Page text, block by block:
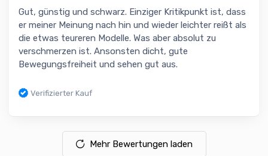
Gut, günstig und schwarz. Einziger Kritikpunkt ist, dass
er meiner Meinung nach hin und wieder leichter reißt als
die etwas teureren Modelle. Was aber absolut zu
verschmerzen ist. Ansonsten dicht, gute
Bewegungsfreiheit und sehen gut aus.
Verifizierter Kauf
Mehr Bewertungen laden